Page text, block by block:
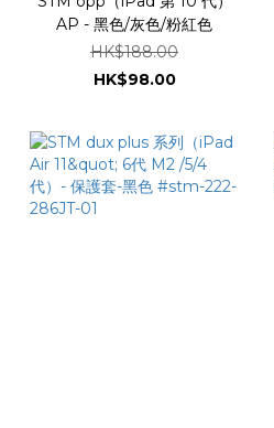
AP - 黑色/灰色/粉紅色
HK$188.00
HK$98.00